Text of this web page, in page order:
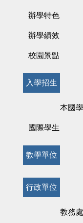
辦學特色
辦學績效
校園景點
入學招生
本國
國際學生
教學單位
行政單位
教務處